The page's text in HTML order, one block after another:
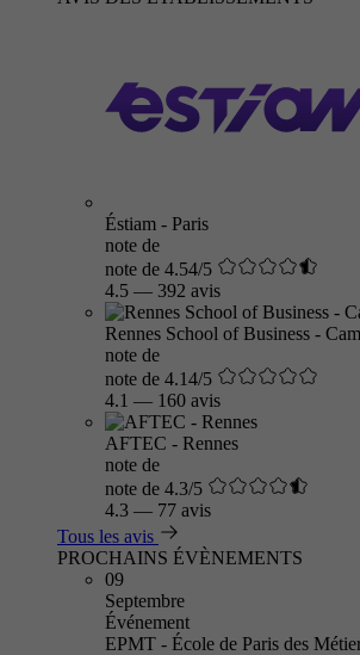
Éstiam - Paris
note de
note de 4.54/5
4.5 — 392 avis
Rennes School of Business -
note de
note de 4.14/5
4.1 — 160 avis
AFTEC - Rennes
note de
note de 4.3/5
4.3 — 77 avis
Tous les avis
PROCHAINS ÉVÈNEMENTS
09
Septembre
Événement
EPMT - École de Paris des